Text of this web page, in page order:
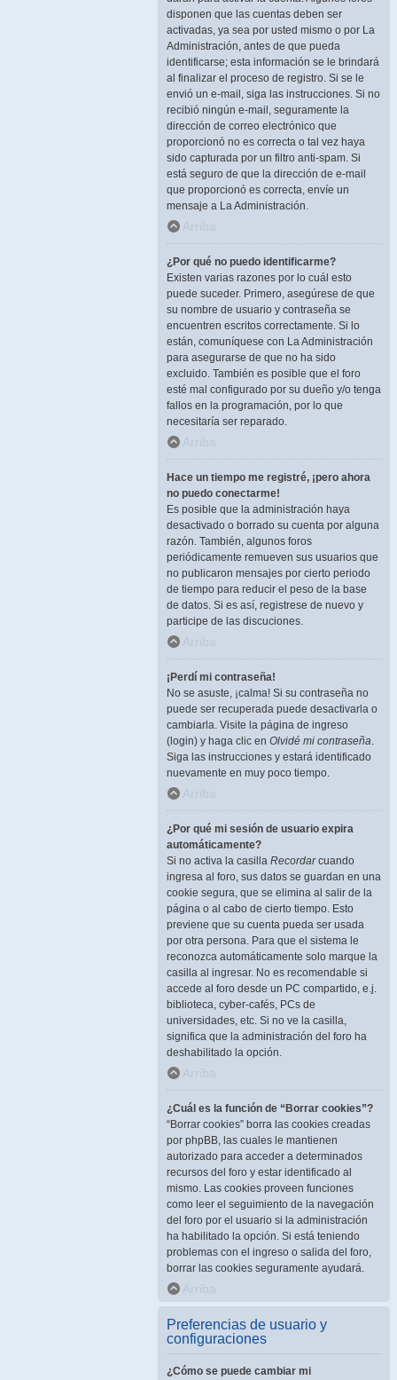
disponen que las cuentas deben ser
activadas, ya sea por usted mismo o por La
Administración, antes de que pueda
identificarse; esta información se le brindará
al finalizar el proceso de registro. Si se le
envió un e-mail, siga las instrucciones. Si no
recibió ningún e-mail, seguramente la
dirección de correo electrónico que
proporcionó no es correcta o tal vez haya
sido capturada por un filtro anti-spam. Si
está seguro de que la dirección de e-mail
que proporcionó es correcta, envíe un
mensaje a La Administración.
Arriba
¿Por qué no puedo identificarme?
Existen varias razones por lo cuál esto
puede suceder. Primero, asegúrese de que
su nombre de usuario y contraseña se
encuentren escritos correctamente. Si lo
están, comuníquese con La Administración
para asegurarse de que no ha sido
excluido. También es posible que el foro
esté mal configurado por su dueño y/o tenga
fallos en la programación, por lo que
necesitaría ser reparado.
Arriba
Hace un tiempo me registré, ¡pero ahora
no puedo conectarme!
Es posible que la administración haya
desactivado o borrado su cuenta por alguna
razón. También, algunos foros
periódicamente remueven sus usuarios que
no publicaron mensajes por cierto periodo
de tiempo para reducir el peso de la base
de datos. Si es así, registrese de nuevo y
participe de las discuciones.
Arriba
¡Perdí mi contraseña!
No se asuste, ¡calma! Si su contraseña no
puede ser recuperada puede desactivarla o
cambiarla. Visite la página de ingreso
(login) y haga clic en Olvidé mi contraseña.
Siga las instrucciones y estará identificado
nuevamente en muy poco tiempo.
Arriba
¿Por qué mi sesión de usuario expira
automáticamente?
Si no activa la casilla Recordarcuando
ingresa al foro, sus datos se guardan en una
cookie segura, que se elimina al salir de la
página o al cabo de cierto tiempo. Esto
previene que su cuenta pueda ser usada
por otra persona. Para que el sistema le
reconozca automáticamente solo marque la
casilla al ingresar. No es recomendable si
accede al foro desde un PC compartido, e.j.
biblioteca, cyber-cafés, PCs de
universidades, etc. Si no ve la casilla,
significa que la administración del foro ha
deshabilitado la opción.
Arriba
¿Cuál es la función de “Borrar cookies”?
“Borrar cookies” borra las cookies creadas
por phpBB, las cuales le mantienen
autorizado para acceder a determinados
recursos del foro y estar identificado al
mismo. Las cookies proveen funciones
como leer el seguimiento de la navegación
del foro por el usuario si la administración
ha habilitado la opción. Si está teniendo
problemas con el ingreso o salida del foro,
borrar las cookies seguramente ayudará.
Arriba
Preferencias de usuario y
configuraciones
¿Cómo se puede cambiar mi